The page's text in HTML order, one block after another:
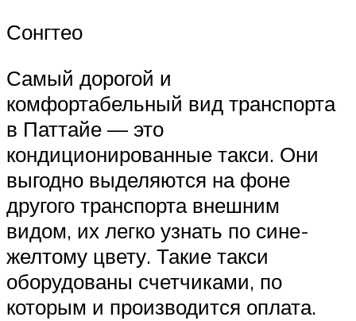
Сонгтео
Самый дорогой и
комфортабельный вид транспорта
в Паттайе — это
кондиционированные такси. Они
выгодно выделяются на фоне
другого транспорта внешним
видом, их легко узнать по сине-
желтому цвету. Такие такси
оборудованы счетчиками, по
которым и производится оплата.